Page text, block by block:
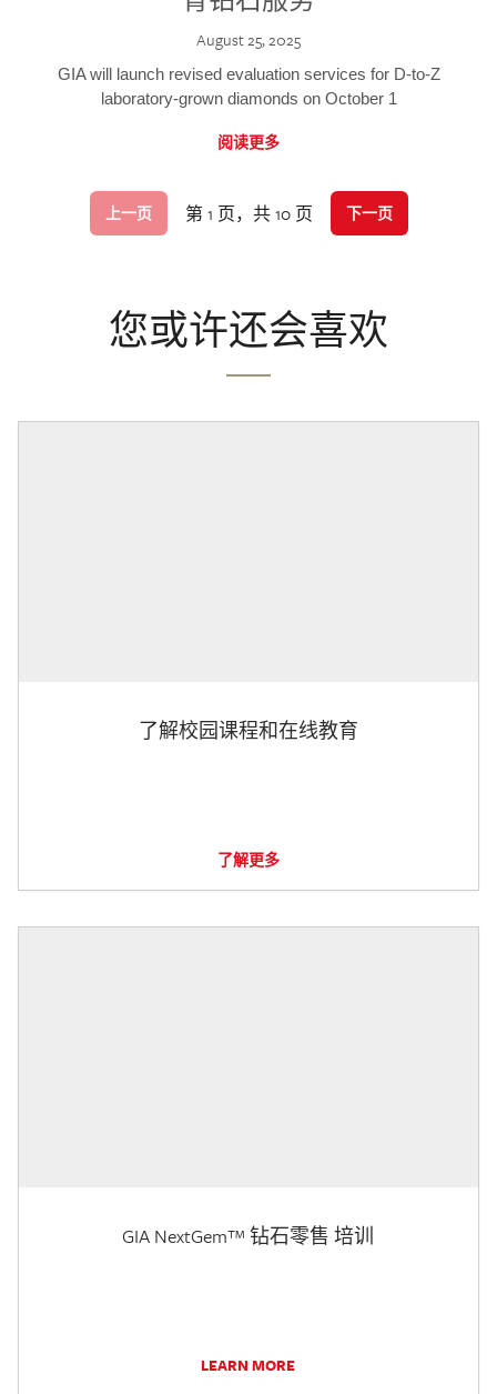
August 25, 2025
GIA will launch revised evaluation services for D-to-Z
laboratory-grown diamonds on October 1
阅读更多
上一页 第 1 页，共 10 页 下一页
您或许还会喜欢
了解校园课程和在线教育
了解更多
GIA NextGem™ 钻石零售 培训
LEARN MORE